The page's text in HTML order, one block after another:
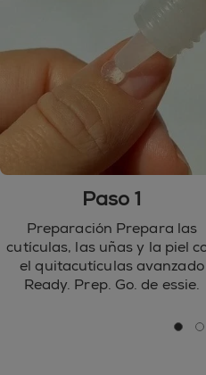
AMMONIUM
ULTRAMARINES ● CI
● CI 15850 / RED 7 LAKE
CI 15850 / RED 6 LAKE ●
42090 / BLUE 1 LAKE ● CI
VIOLET ● CI 77288 /
CI 77510 / FERRIC
28 ● CI 73360 / RED 30
VIOLET 2 ● CI 60725 /
Paso 1
Preparación Prepara las
cutículas, las uñas y la piel
el quitacutículas avanzado
Ready. Prep. Go. de essie.
go to